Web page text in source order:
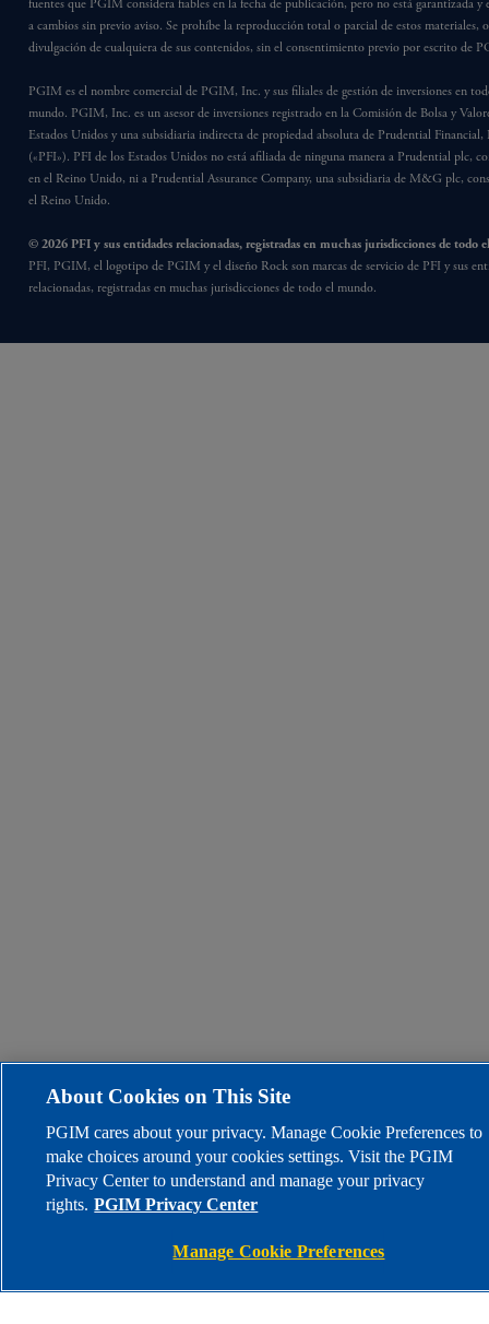
fuentes que PGIM considera fiables en la fecha de publicación, pero no está garantizada y
a cambios sin previo aviso. Se prohíbe la reproducción total o parcial de estos materiales,
divulgación de cualquiera de sus contenidos, sin el consentimiento previo por escrito de
PGIM es el nombre comercial de PGIM, Inc. y sus filiales de gestión de inversiones en
mundo. PGIM, Inc. es un asesor de inversiones registrado en la Comisión de Bolsa y
Estados Unidos y una subsidiaria indirecta de propiedad absoluta de Prudential Financial,
(«PFI»). PFI de los Estados Unidos no está afiliada de ninguna manera a Prudential plc,
en el Reino Unido, ni a Prudential Assurance Company, una subsidiaria de M&G plc,
el Reino Unido.
© 2026 PFI y sus entidades relacionadas, registradas en muchas jurisdicciones de todo
PFI, PGIM, el logotipo de PGIM y el diseño Rock son marcas de servicio de PFI y sus
relacionadas, registradas en muchas jurisdicciones de todo el mundo.
About Cookies on This Site
PGIM cares about your privacy. Manage Cookie Preferences to
make choices around your cookies settings. Visit the PGIM
Privacy Center to understand and manage your privacy
rights. PGIM Privacy Center
Manage Cookie Preferences